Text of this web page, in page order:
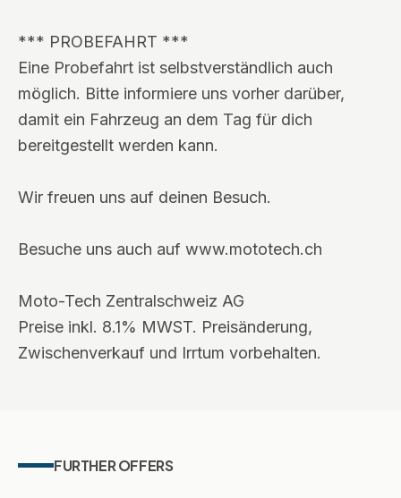
*** PROBEFAHRT ***
Eine Probefahrt ist selbstverständlich auch
möglich. Bitte informiere uns vorher darüber,
damit ein Fahrzeug an dem Tag für dich
bereitgestellt werden kann.
Wir freuen uns auf deinen Besuch.
Besuche uns auch auf www.mototech.ch
Moto-Tech Zentralschweiz AG
Preise inkl. 8.1% MWST. Preisänderung,
Zwischenverkauf und Irrtum vorbehalten.
FURTHER OFFERS